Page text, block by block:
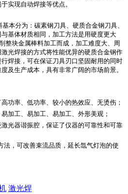
实现自动焊接等优点。
本分为：碳素钢刀具、硬质合金钢刀具、
基体材质相同，加工方法是用硬度更大
整块金属棒料加工而成，加工难度大、周
光焊接的方式将性能优异的硬质合金钢作
焊接，可在保证刀具刃口坚固耐用的同时
及生产成本，具有非常广阔的市场前景。
功率、低功率、较小的热效应、无烫伤；
加工、易加工、易加工、外形美观；
光器谐振腔，保证了仪器的可靠性和可靠
法，可改善束流品质，延长氙气灯泡的使
激光焊